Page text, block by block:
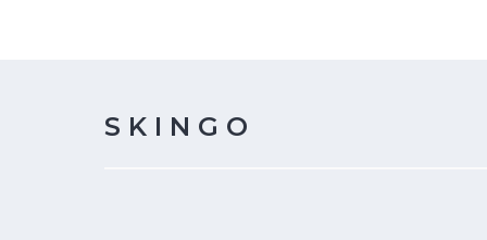
S K I N G O